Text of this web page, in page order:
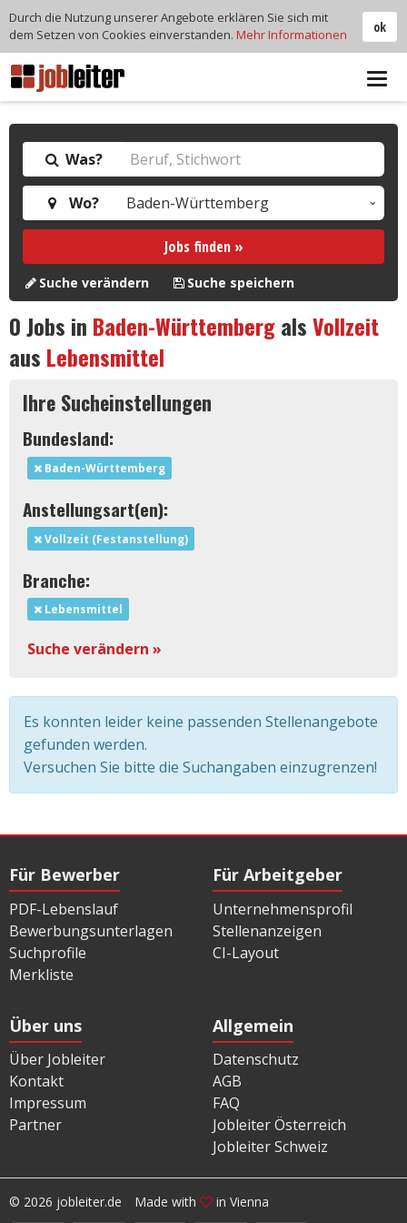
Was?
Wo?
Jobs finden »
Suche verändern Suche speichern
0Jobs in Baden-WürttembergalsVollzeit
aus Lebensmittel
Ihre Sucheinstellungen
Bundesland:
Baden-Württemberg
Anstellungsart(en):
Vollzeit (Festanstellung)
Branche:
Lebensmittel
Suche verändern »
Es konnten leider keine passenden Stellenangebote
gefunden werden.
Versuchen Sie bitte die Suchangaben einzugrenzen!
Für Bewerber
PDF-Lebenslauf
Bewerbungsunterlagen
Suchprofile
Merkliste
Für Arbeitgeber
Unternehmensprofil
Stellenanzeigen
CI-Layout
Über uns
Über Jobleiter
Kontakt
Impressum
Partner
Allgemein
Datenschutz
AGB
FAQ
Jobleiter Österreich
Jobleiter Schweiz
© 2026 jobleiter.de Made with in Vienna
ok
Durch die Nutzung unserer Angebote erklären Sie sich mit
dem Setzen von Cookies einverstanden. Mehr Informationen